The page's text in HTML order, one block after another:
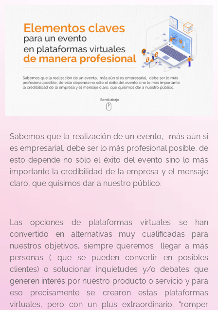
Sabemos que la realización de un evento, más aún si
es empresarial, debe ser lo más profesional posible, de
esto depende no sólo el éxito del evento sino lo más
importante la credibilidad de la empresa y el mensaje
claro, que quisimos dar a nuestro público.
Las opciones de plataformas virtuales se han
convertido en alternativas muy cualificadas para
nuestros objetivos, siempre queremos llegar a más
personas ( que se pueden convertir en posibles
clientes) o solucionar inquietudes y/o debates que
generen interés por nuestro producto o servicio y para
eso precisamente se crearon estas plataformas
virtuales, pero con un plus extraordinario; “romper